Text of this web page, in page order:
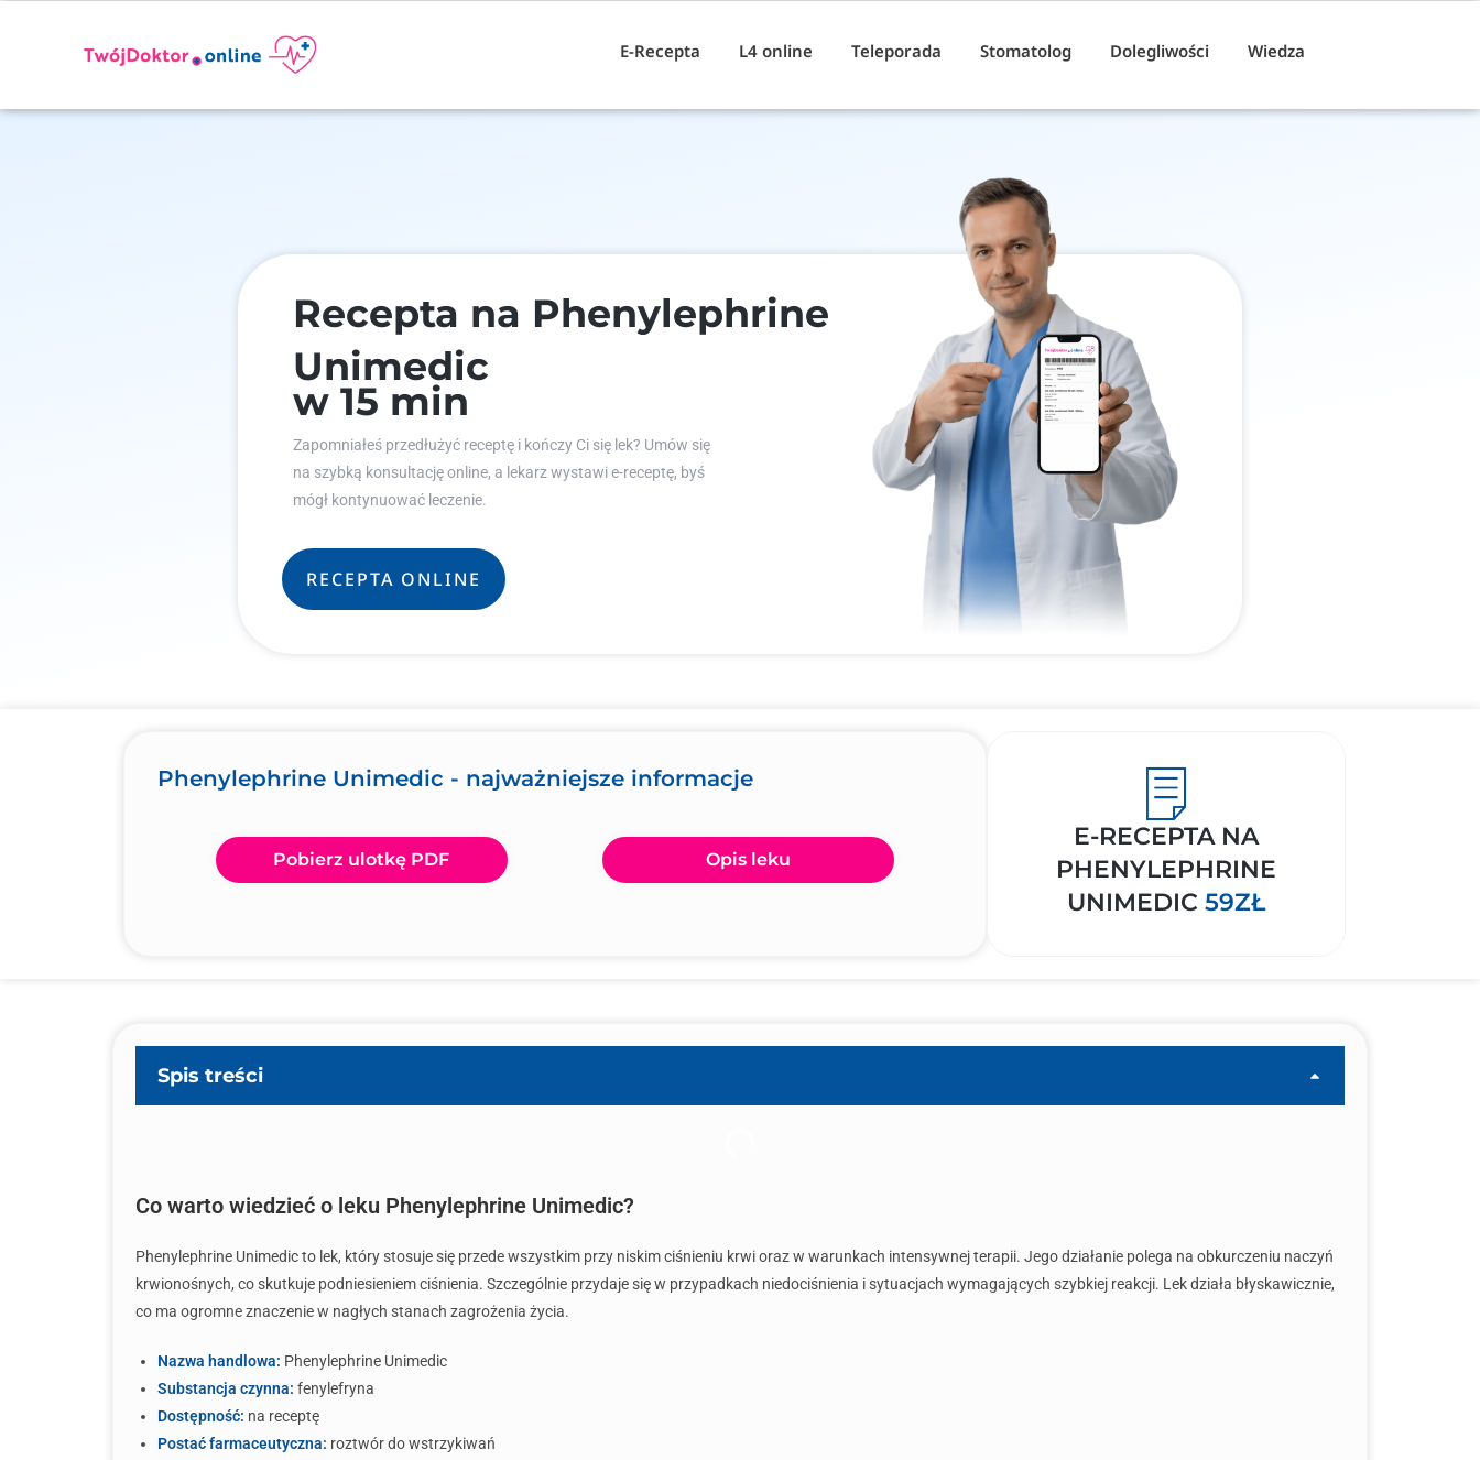
E-Recepta L4 online Teleporada Stomatolog Dolegliwości Wiedza
Recepta na Phenylephrine
Unimedic
w 15 min
Zapomniałeś przedłużyć receptę i kończy Ci się lek? Umów się
na szybką konsultację online, a lekarz wystawi e-receptę, byś
mógł kontynuować leczenie.
RECEPTA ONLINE
Phenylephrine Unimedic - najważniejsze informacje
Pobierz ulotkę PDF Opis leku
E-RECEPTA NA
PHENYLEPHRINE
UNIMEDIC 59ZŁ
Spis treści
Co warto wiedzieć o leku Phenylephrine Unimedic?
Phenylephrine Unimedic to lek, który stosuje się przede wszystkim przy niskim ciśnieniu krwi oraz w warunkach intensywnej terapii. Jego działanie polega na obkurczeniu naczyń
krwionośnych, co skutkuje podniesieniem ciśnienia. Szczególnie przydaje się w przypadkach niedociśnienia i sytuacjach wymagających szybkiej reakcji. Lek działa błyskawicznie,
co ma ogromne znaczenie w nagłych stanach zagrożenia życia.
Nazwa handlowa: Phenylephrine Unimedic
Substancja czynna: fenylefryna
Dostępność: na receptę
Postać farmaceutyczna: roztwór do wstrzykiwań